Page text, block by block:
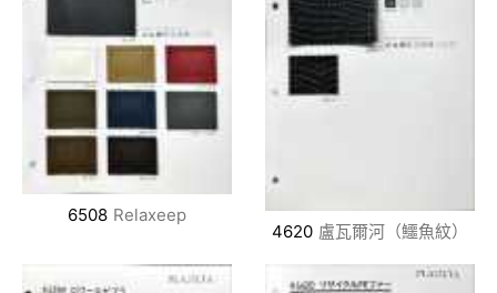
6508 Relaxeep
4620 盧瓦爾河（鱷魚紋）